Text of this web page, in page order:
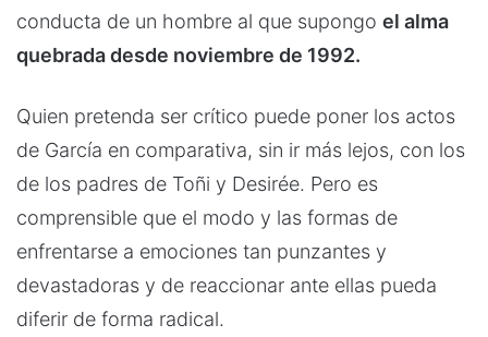
conducta de un hombre al que supongo el alma
quebrada desde noviembre de 1992.
Quien pretenda ser crítico puede poner los actos
de García en comparativa, sin ir más lejos, con los
de los padres de Toñi y Desirée. Pero es
comprensible que el modo y las formas de
enfrentarse a emociones tan punzantes y
devastadoras y de reaccionar ante ellas pueda
diferir de forma radical.